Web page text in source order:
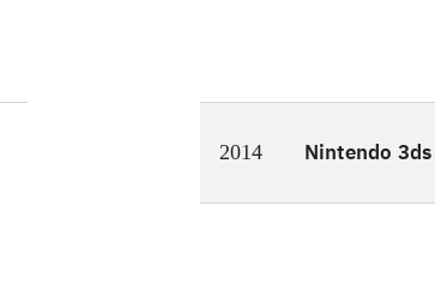
2014 Nintendo 3ds